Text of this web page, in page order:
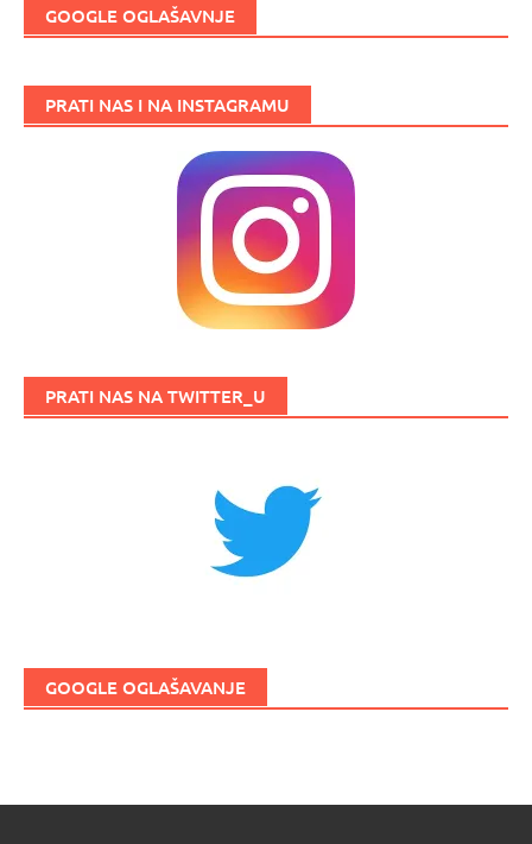
GOOGLE OGLAŠAVNJE
PRATI NAS I NA INSTAGRAMU
PRATI NAS NA TWITTER_U
GOOGLE OGLAŠAVANJE